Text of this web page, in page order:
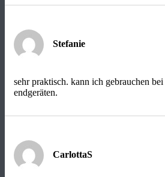
Stefanie
sehr praktisch. kann ich gebrauchen
endgeräten.
CarlottaS